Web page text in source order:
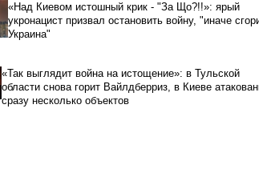
«Над Киевом истошный крик - "За Що?!!»: ярый
укронацист призвал остановить войну, "иначе
Украина"
«Так выглядит война на истощение»: в Тульской
области снова горит Вайлдберриз, в Киеве
сразу несколько объектов